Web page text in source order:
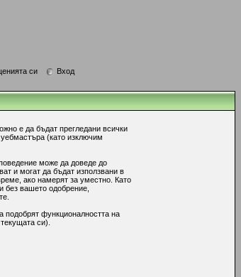
си
Вход
е да бъдат прегледани всички
(като изключим
може да доведе до
и могат да бъдат използвани в
ако намерят за уместно. Като
без вашето одобрение,
функционалността на
си).